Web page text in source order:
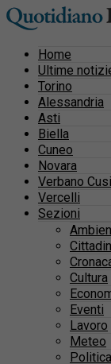
Home
Ultime
Torino
Alessandria
Asti
Biella
Cuneo
Novara
Verbano
Vercelli
Sezioni
Cultura
Eventi
Lavoro
Meteo
Politica